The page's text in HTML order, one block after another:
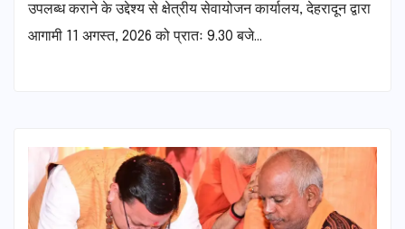
उपलब्ध कराने के उद्देश्य से क्षेत्रीय सेवायोजन कार्यालय, देहरादून द्वारा
आगामी 11 अगस्त, 2026 को प्रातः 9.30 बजे…